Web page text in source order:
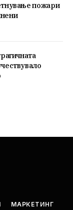
пожари
МАРКЕТИНГ